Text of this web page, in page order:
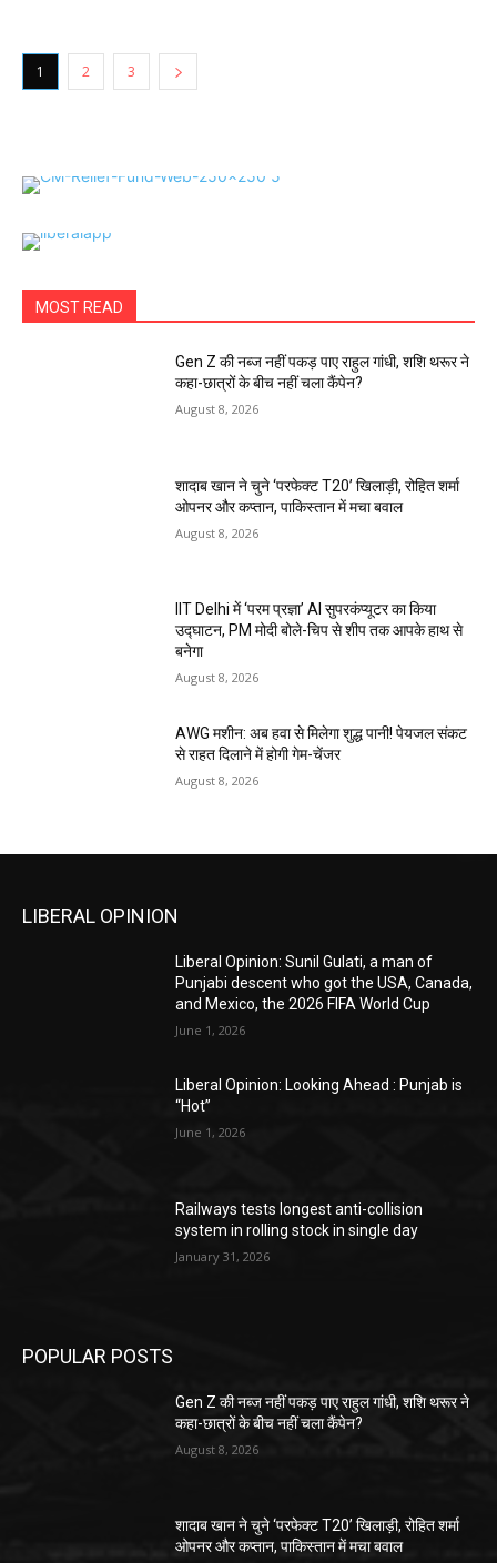
1 2 3
MOST READ
Gen Z की नब्ज नहीं पकड़ पाए राहुल गांधी, शशि थरूर ने
कहा-छात्रों के बीच नहीं चला कैंपेन?
August 8, 2026
शादाब खान ने चुने ‘परफेक्ट T20’ खिलाड़ी, रोहित शर्मा
ओपनर और कप्तान, पाकिस्तान में मचा बवाल
August 8, 2026
IIT Delhi में ‘परम प्रज्ञा’ AI सुपरकंप्यूटर का किया
उद्घाटन, PM मोदी बोले-चिप से शीप तक आपके हाथ से
बनेगा
August 8, 2026
AWG मशीन: अब हवा से मिलेगा शुद्ध पानी! पेयजल संकट
से राहत दिलाने में होगी गेम-चेंजर
August 8, 2026
LIBERAL OPINION
Liberal Opinion: Sunil Gulati, a man of
Punjabi descent who got the USA, Canada,
and Mexico, the 2026 FIFA World Cup
June 1, 2026
Liberal Opinion: Looking Ahead : Punjab is
“Hot”
June 1, 2026
Railways tests longest anti-collision
system in rolling stock in single day
January 31, 2026
POPULAR POSTS
Gen Z की नब्ज नहीं पकड़ पाए राहुल गांधी, शशि थरूर ने
कहा-छात्रों के बीच नहीं चला कैंपेन?
August 8, 2026
शादाब खान ने चुने ‘परफेक्ट T20’ खिलाड़ी, रोहित शर्मा
ओपनर और कप्तान, पाकिस्तान में मचा बवाल